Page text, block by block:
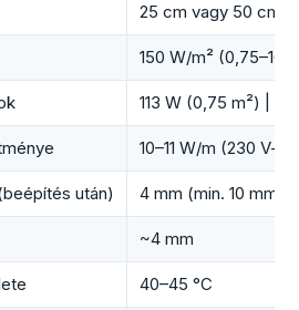
25 cm vagy 50 cm
150 W/m² (0,75–16
113 W (0,75 m²) |
10–11 W/m (230 V-
után) 4 mm (min. 10 mm
~4 mm
40–45 °C